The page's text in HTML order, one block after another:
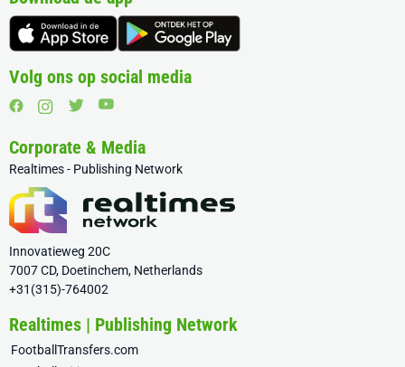
Volg ons op social media
Corporate & Media
Realtimes - Publishing Network
Innovatieweg 20C
7007 CD, Doetinchem, Netherlands
+31(315)-764002
Realtimes | Publishing Network
FootballTransfers.com